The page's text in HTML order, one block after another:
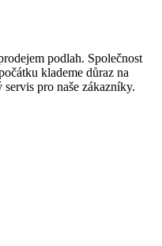
podlah. Společnost
klademe důraz na
pro naše zákazníky.